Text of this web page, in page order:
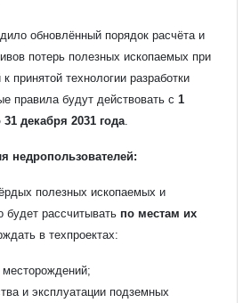
обновлённый порядок расчёта и
потерь полезных ископаемых при
принятой технологии разработки
правила будут действовать с 1
декабря 2031 года
недропользователей:
полезных ископаемых и
рассчитывать по местам их
в техпроектах:
месторождений;
и эксплуатации подземных